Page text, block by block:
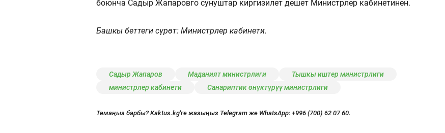
боюнча Садыр Жапаровго сунуштар киргизилет дешет Министрлер кабинетинен.
Башкы беттеги сүрөт: Министрлер кабинети.
Садыр Жапаров Маданият министрлиги
Тышкы иштер министрлиги
министрлер кабинети
Санариптик өнүктүрүү министрлиги
Темаңыз барбы? Kaktus.kg'ге жазыңыз Telegram же WhatsApp: +996 (700) 62 07 60.